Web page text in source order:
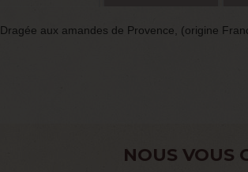
Dragée aux amandes de Provence, (origine
NOUS VOUS